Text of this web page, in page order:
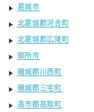
葛城市
北葛城郡河合町
北葛城郡広陵町
御所市
磯城郡川西町
磯城郡三宅町
高市郡高取町